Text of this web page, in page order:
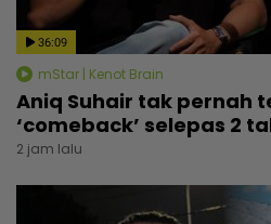
36:09
mStar | Kenot Brain
Aniq Suhair tak pernah
‘comeback’ selepas 2
2 jam lalu